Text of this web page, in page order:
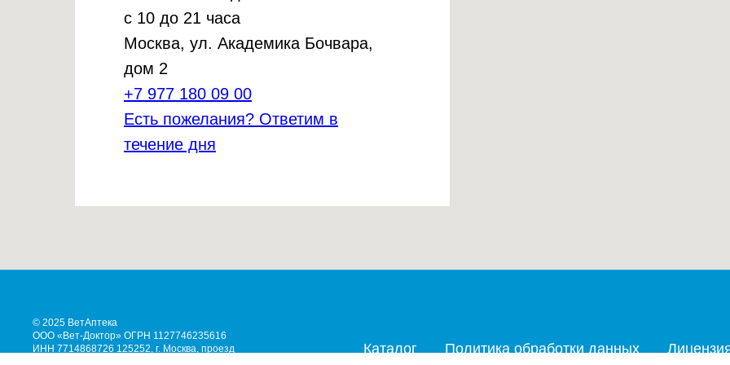
с 10 до 21 часа
Москва, ул. Академика Бочвара,
дом 2
+7 977 180 09 00
Есть пожелания? Ответим в
течение дня
© 2025 ВетАптека
ООО «Вет-Доктор» ОГРН 1127746235616
ИНН 7714868726 125252, г. Москва, проезд
Каталог Политика обработки данных